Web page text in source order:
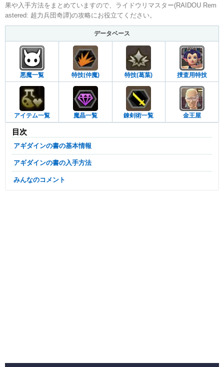
果や入手方法をまとめていますので、ライドウリマスター(RAIDOU Rem
astered: 超力兵団奇譚)の攻略にお役立てください。
データベース
悪魔一覧 特技(仲魔) 特技(葛葉) 捜査用特技
アイテム一覧 魔晶一覧 錬剣術一覧 金王屋
目次
アギダインの書の基本情報
アギダインの書の入手方法
みんなのコメント